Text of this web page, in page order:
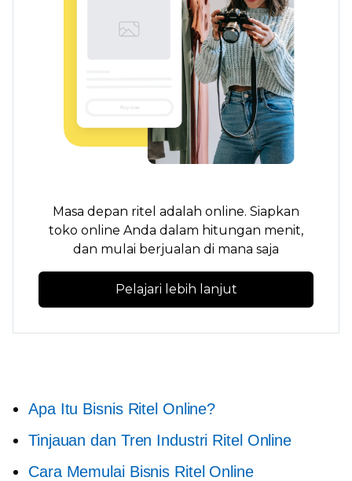
Masa depan ritel adalah online. Siapkan
toko online Anda dalam hitungan menit,
dan mulai berjualan di mana saja
Pelajari lebih lanjut
Apa Itu Bisnis Ritel Online?
Tinjauan dan Tren Industri Ritel Online
Cara Memulai Bisnis Ritel Online